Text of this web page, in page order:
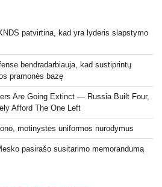
patvirtina, kad yra lyderis slapstymo
bendradarbiauja, kad sustiprintų
pramonės bazę
Are Going Extinct — Russia Built Four,
Afford The One Left
motinystės uniformos nurodymus
pasirašo susitarimo memorandumą